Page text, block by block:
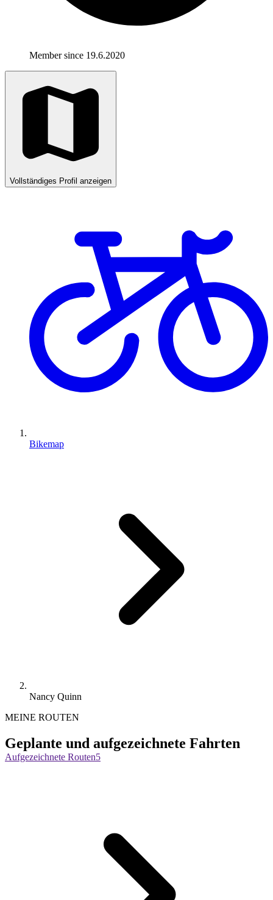
Member since 19.6.2020
Vollständiges Profil anzeigen
Bikemap
Nancy Quinn
MEINE ROUTEN
Geplante und aufgezeichnete Fahrten
Aufgezeichnete Routen5